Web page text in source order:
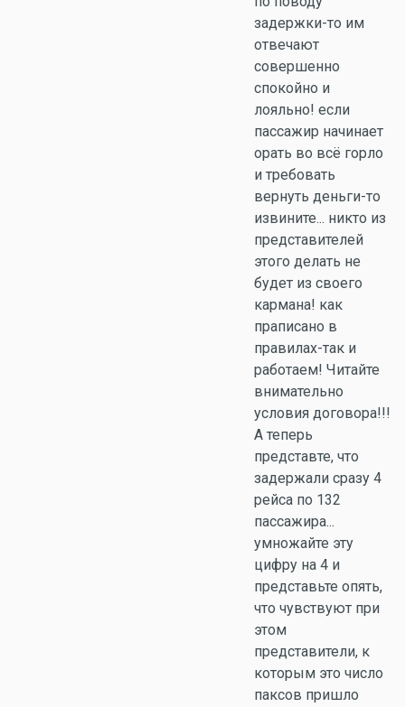
задержки-то им
отвечают
совершенно
спокойно и
лояльно! если
пассажир начинает
орать во всё горло
и требовать
вернуть деньги-то
извините... никто из
представителей
этого делать не
будет из своего
кармана! как
праписано в
правилах-так и
работаем! Читайте
внимательно
условия договора!!!
А теперь
представте, что
задержали сразу 4
рейса по 132
пассажира...
умножайте эту
цифру на 4 и
представьте опять,
что чувствуют при
этом
представители, к
которым это число
паксов пришло